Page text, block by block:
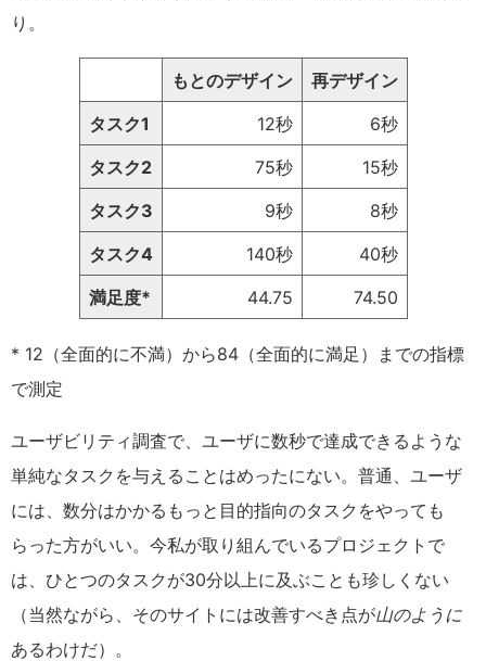
り。
もとのデザイン
再デザイン
タスク1
12秒
6秒
タスク2
75秒
15秒
タスク3
9秒
8秒
タスク4
140秒
40秒
満足度*
44.75 74.50
* 12（全面的に不満）から84（全面的に満足）までの指標
で測定
ユーザビリティ調査で、ユーザに数秒で達成できるような
単純なタスクを与えることはめったにない。普通、ユーザ
には、数分はかかるもっと目的指向のタスクをやっても
らった方がいい。今私が取り組んでいるプロジェクトで
は、ひとつのタスクが30分以上に及ぶことも珍しくない
（当然ながら、そのサイトには改善すべき点が山のように
あるわけだ）。